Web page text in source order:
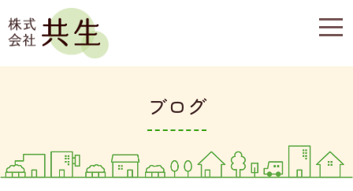
ブログ